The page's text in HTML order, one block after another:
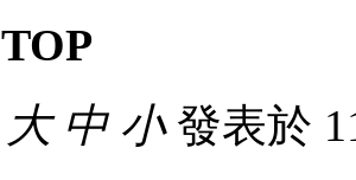
TOP
大 中 小發表於